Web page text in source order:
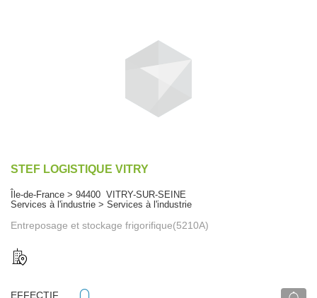
STEF LOGISTIQUE VITRY
Île-de-France > 94400 VITRY-SUR-SEINE
Services à l'industrie > Services à l'industrie
Entreposage et stockage frigorifique(5210A)
EFFECTIF